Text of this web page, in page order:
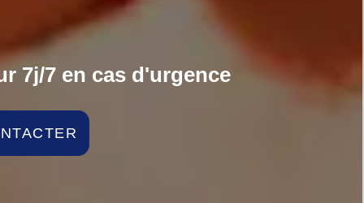
7j/7 en cas d'urgence